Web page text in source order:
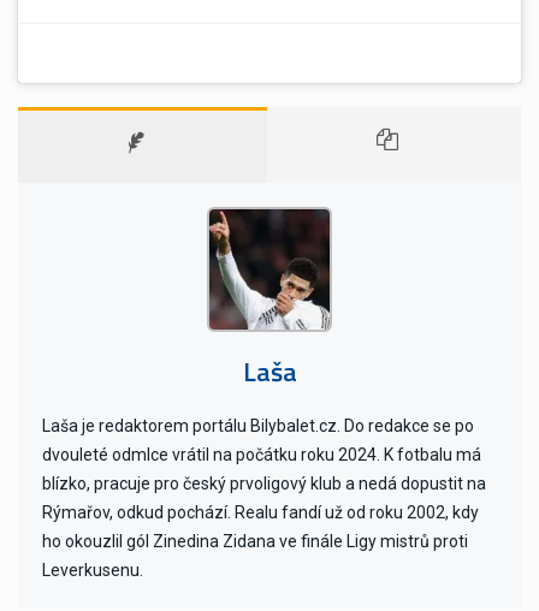
Laša
Laša je redaktorem portálu Bilybalet.cz. Do redakce se po
dvouleté odmlce vrátil na počátku roku 2024. K fotbalu má
blízko, pracuje pro český prvoligový klub a nedá dopustit na
Rýmařov, odkud pochází. Realu fandí už od roku 2002, kdy
ho okouzlil gól Zinedina Zidana ve finále Ligy mistrů proti
Leverkusenu.